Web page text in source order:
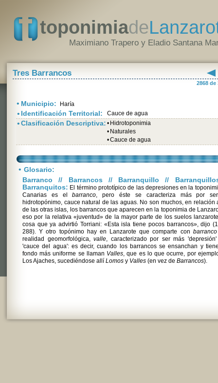
toponimiade
Maximiano Trapero y Eladio Santana
Tres Barrancos
2868 de
• Municipio: Haría
• Identificación Territorial: Cauce de agua
•Clasificación Descriptiva: • Hidrotoponimia
• Naturales
•Cauce de agua
• Glosario:
Barranco // Barrancos // Barranquillo //
Barranquitos: El término prototípico de las depresiones en la
Canarias es elbarranco, pero éste se caracteriza más por
hidrotopónimo, cauce natural de las aguas. No son muchos, en relación
de las otras islas, los barrancos que aparecen en la toponimia de
eso por la relativa «juventud» de la mayor parte de los suelos
cosa que ya advirtió Torriani: «Esta isla tiene pocos barrancos», dijo
288). Y otro topónimo hay en Lanzarote que comparte con barranco
realidad geomorfológica, valle, caracterizado por ser más
'cauce del agua': es decir, cuando los barrancos se ensanchan y
fondo más uniforme se llaman Valles, que es lo que ocurre, por
Los Ajaches, sucediéndose allí Lomos y Valles (en vez de Barrancos).